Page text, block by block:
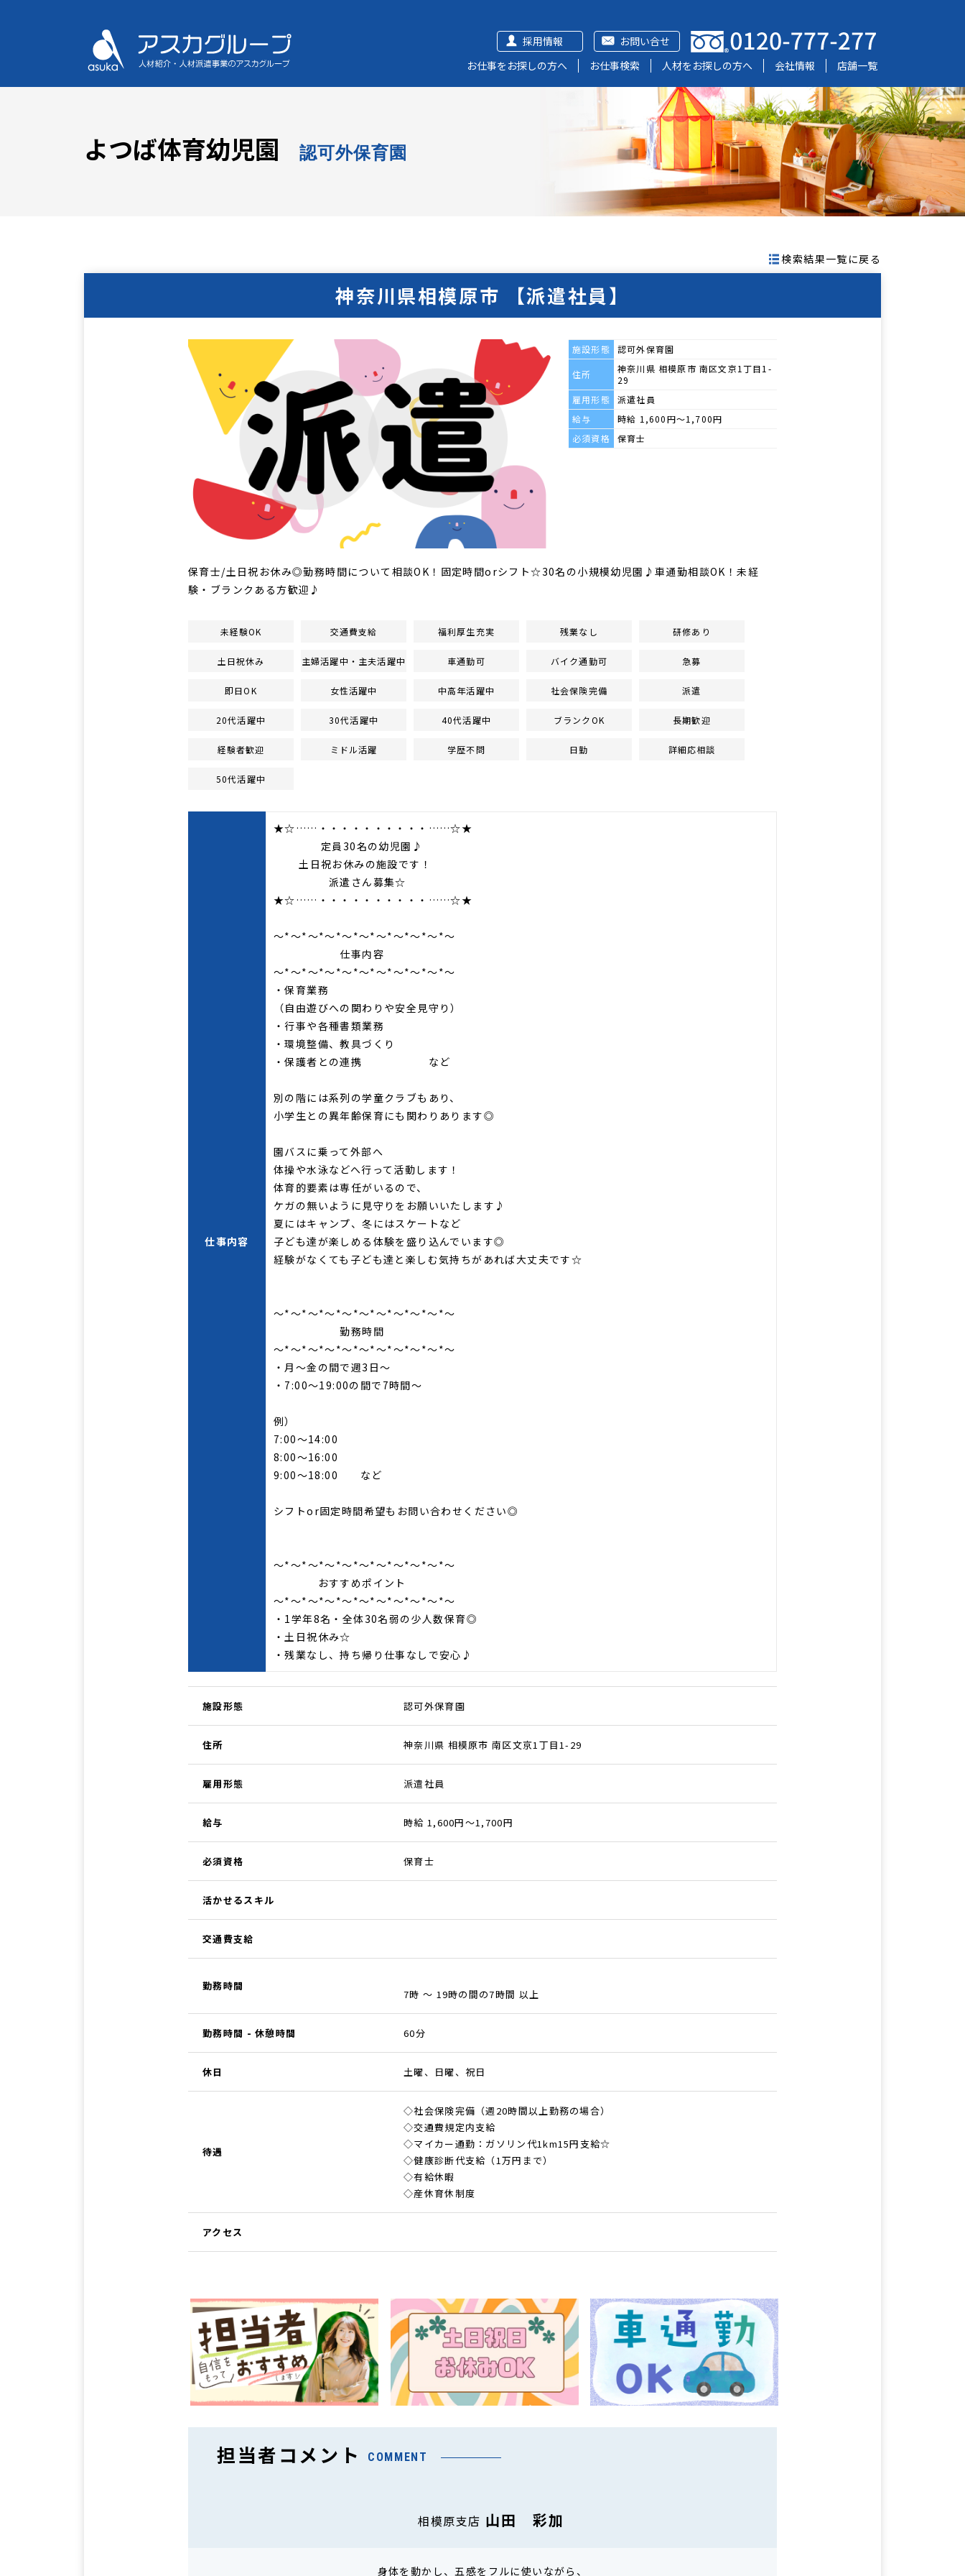
お問い合せ
採用情報
お仕事をお探しの方へ
お仕事検索 人材をお探しの方へ 会社情報 店舗一覧
よつば体育幼児園 認可外保育園
検索結果一覧に戻る
神奈川県相模原市 【派遣社員】
施設形態 認可外保育園
住所
神奈川県 相模原市 南区文京1丁目1-
29
雇用形態
派遣社員
給与
時給 1,600円～1,700円
必須資格
保育士
保育士/土日祝お休み◎勤務時間について相談OK！固定時間orシフト☆30名の小規模幼児園♪車通勤相談OK！未経
験・ブランクある方歓迎♪
未経験OK 交通費支給 福利厚生充実 残業なし 研修あり
土日祝休み 主婦活躍中・主夫活躍中 車通勤可 バイク通勤可 急募
即日OK 女性活躍中 中高年活躍中 社会保険完備 派遣
20代活躍中 30代活躍中 40代活躍中 ブランクOK 長期歓迎
経験者歓迎 ミドル活躍 学歴不問 日勤 詳細応相談
50代活躍中
仕事内容
★☆……・・・・・・・・・・……☆★
定員30名の幼児園♪
土日祝お休みの施設です！
派遣さん募集☆
★☆……・・・・・・・・・・……☆★
～*～*～*～*～*～*～*～*～*～*～
仕事内容
～*～*～*～*～*～*～*～*～*～*～
・保育業務
（自由遊びへの関わりや安全見守り）
・行事や各種書類業務
・環境整備、教具づくり
・保護者との連携 など
別の階には系列の学童クラブもあり、
小学生との異年齢保育にも関わりあります◎
園バスに乗って外部へ
体操や水泳などへ行って活動します！
体育的要素は専任がいるので、
ケガの無いように見守りをお願いいたします♪
夏にはキャンプ、冬にはスケートなど
子ども達が楽しめる体験を盛り込んでいます◎
経験がなくても子ども達と楽しむ気持ちがあれば大丈夫です☆
～*～*～*～*～*～*～*～*～*～*～
勤務時間
～*～*～*～*～*～*～*～*～*～*～
・月～金の間で週3日～
・7:00～19:00の間で7時間～
例）
7:00～14:00
8:00～16:00
9:00～18:00 など
シフトor固定時間希望もお問い合わせください◎
～*～*～*～*～*～*～*～*～*～*～
おすすめポイント
～*～*～*～*～*～*～*～*～*～*～
・1学年8名・全体30名弱の少人数保育◎
・土日祝休み☆
・残業なし、持ち帰り仕事なしで安心♪
施設形態 認可外保育園
住所 神奈川県 相模原市 南区文京1丁目1-29
雇用形態 派遣社員
給与 時給 1,600円～1,700円
必須資格 保育士
活かせるスキル
交通費支給
勤務時間
7時 ～ 19時の間の7時間 以上
勤務時間 - 休憩時間 60分
休日 土曜、日曜、祝日
待遇
◇社会保険完備（週20時間以上勤務の場合）
◇交通費規定内支給
◇マイカー通勤：ガソリン代1km15円支給☆
◇健康診断代支給（1万円まで）
◇有給休暇
◇産休育休制度
アクセス
担当者コメント COMMENT
相模原支店 山田 彩加
身体を動かし、五感をフルに使いながら、